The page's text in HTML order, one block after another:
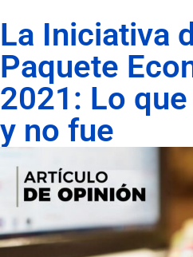
La Iniciativa
Paquete
2021: Lo
y no fue